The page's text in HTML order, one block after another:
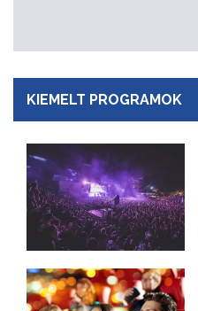
KIEMELT PROGRAMOK